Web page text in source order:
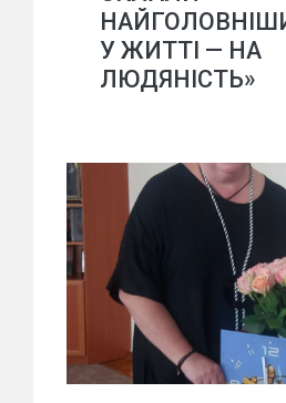
У ЖИТТІ — НА
ЛЮДЯНІСТЬ»